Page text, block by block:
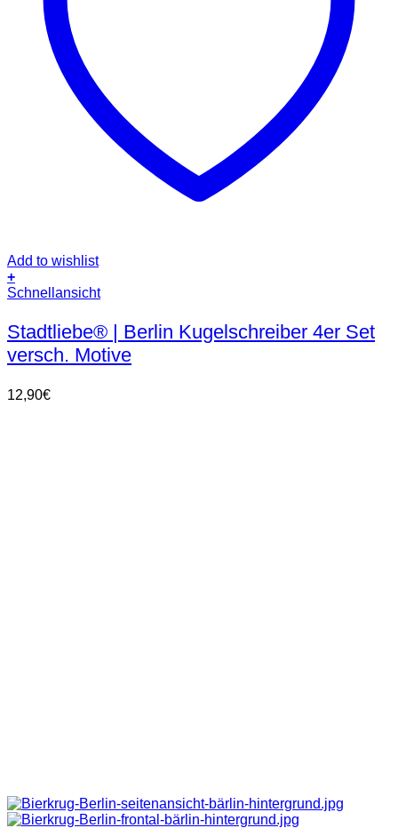
Add to wishlist
+
Schnellansicht
Stadtliebe® | Berlin Kugelschreiber 4er Set
versch. Motive
12,90€